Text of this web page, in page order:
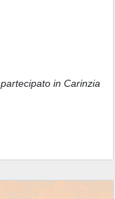
in Carinzia